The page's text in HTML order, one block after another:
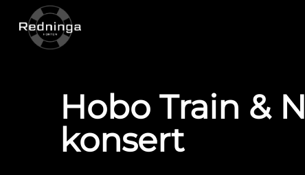
Hobo Train &
konsert